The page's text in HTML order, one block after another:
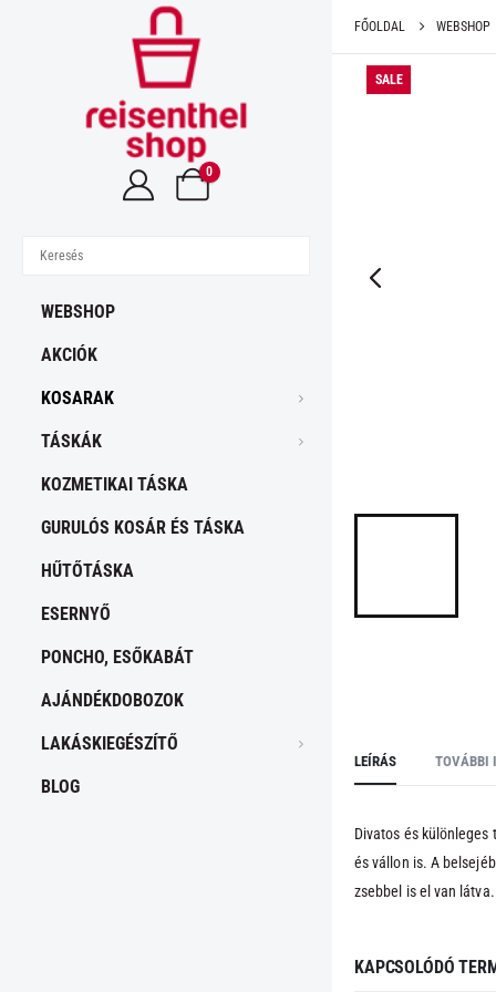
0
WEBSHOP
AKCIÓK
KOSARAK
TÁSKÁK
KOZMETIKAI TÁSKA
GURULÓS KOSÁR ÉS TÁSKA
HŰTŐTÁSKA
ESERNYŐ
PONCHO, ESŐKABÁT
AJÁNDÉKDOBOZOK
LAKÁSKIEGÉSZÍTŐ
BLOG
FŐOLDAL WEBSHOP
SALE
LEÍRÁS TOVÁBBI
Divatos és
és vállon is. A
zsebbel is el van látva.
KAPCSOLÓDÓ